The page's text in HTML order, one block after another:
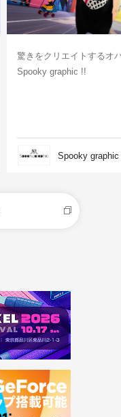
驚きをクリエイトするオ
Spooky graphic !!
Spooky graphic